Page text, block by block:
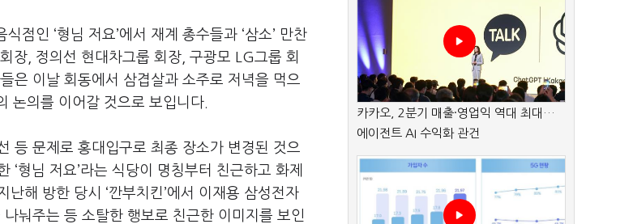
식점인 ‘형님 저요’에서 재계 총수들과 ‘삼소’ 만찬
장 정의선 현대차그룹 회장 구광모 LG그룹 회
은 이날 회동에서 삼겹살과 소주로 저녁을 먹으
논의를 이어갈 것으로 보입니다
등 문제로 홍대입구로 최종 장소가 변경된 것으
‘형님 저요’라는 식당이 명칭부터 친근하고 화제
난해 방한 당시 ‘깐부치킨 ’에서 이재용 삼성전자
눠주는 등 소탈한 행보로 친근한 이미지를 보인
카카오, 2분기 매출·영업익 역대 최대…
에이전트 AI 수익화 관건